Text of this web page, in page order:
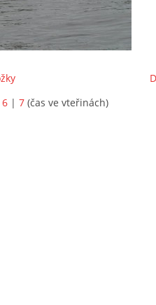
6 | 7 (čas ve vteřinách)